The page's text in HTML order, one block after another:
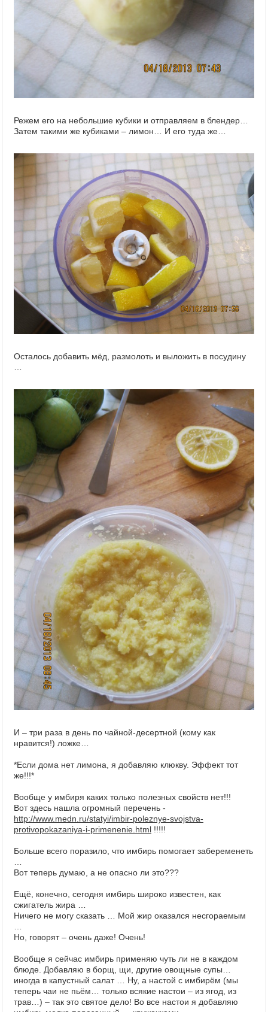
Режем его на небольшие кубики и отправляем в блендер…
Затем такими же кубиками – лимон… И его туда же…
Осталось добавить мёд, размолоть и выложить в посудину
И – три раза в день по чайной-десертной (кому как
нравится!) ложке…
*Если дома нет лимона, я добавляю клюкву. Эффект тот
же!!!*
Вообще у имбиря каких только полезных свойств нет!!!
Вот здесь нашла огромный перечень -
http://www.medn.ru/statyi/imbir-poleznye-svojstva-
protivopokazaniya-i-primenenie.html !!!!!
Больше всего поразило, что имбирь помогает забеременеть
Вот теперь думаю, а не опасно ли это???
Ещё, конечно, сегодня имбирь широко известен, как
сжигатель жира …
Ничего не могу сказать … Мой жир оказался несгораемым
Но, говорят – очень даже! Очень!
Вообще я сейчас имбирь применяю чуть ли не в каждом
блюде. Добавляю в борщ, щи, другие овощные супы…
иногда в капустный салат … Ну, а настой с имбирём (мы
теперь чаи не пьём… только всякие настои – из ягод, из
трав…) – так это святое дело! Во все настои я добавляю